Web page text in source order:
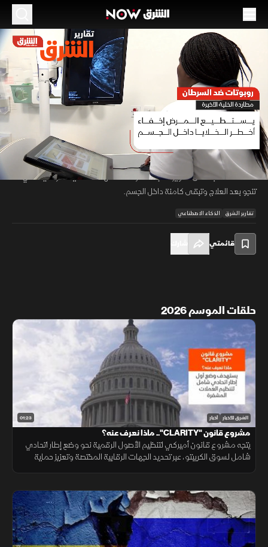
00:12/01:57
روبوتات ضد السرطان.. مطاردة الخلية الأخيرة
17 يونيو 2026 01:56 أخبار
تقارير الشرق
يشهد مجال أبحاث السرطان تطورا لافتا مع توظيف الروبوتات والذكاء
الاصطناعي في إدارة آلاف التجارب المخبرية بصورة متزامنة. وأسهمت هذه
التقنيات في رصد أنماط مشتركة بين أورام مختلفة واكتشاف نقاط ضعف قد
تساعد مستقبلا على تطوير علاجات أكثر دقة تستهدف الخلايا السرطانية التي
تنجو بعد العلاج وتبقى كامنة داخل الجسم.
تقارير الشرق الذكاء الاصطناعي
قائمتي
حلقات الموسم 2026
01:23 الشرق للأخبار أخبار
مشروع قانون "CLARITY".. ماذا نعرف عنه؟
يتجه مشروع قانون أميركي لتنظيم الأصول الرقمية نحو وضع إطار اتحادي
شامل لسوق الكريبتو، عبر تحديد الجهات الرقابية المختصة وتعزيز حماية